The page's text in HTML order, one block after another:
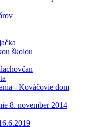
školou
- Kováčovie dom
8. november 2014